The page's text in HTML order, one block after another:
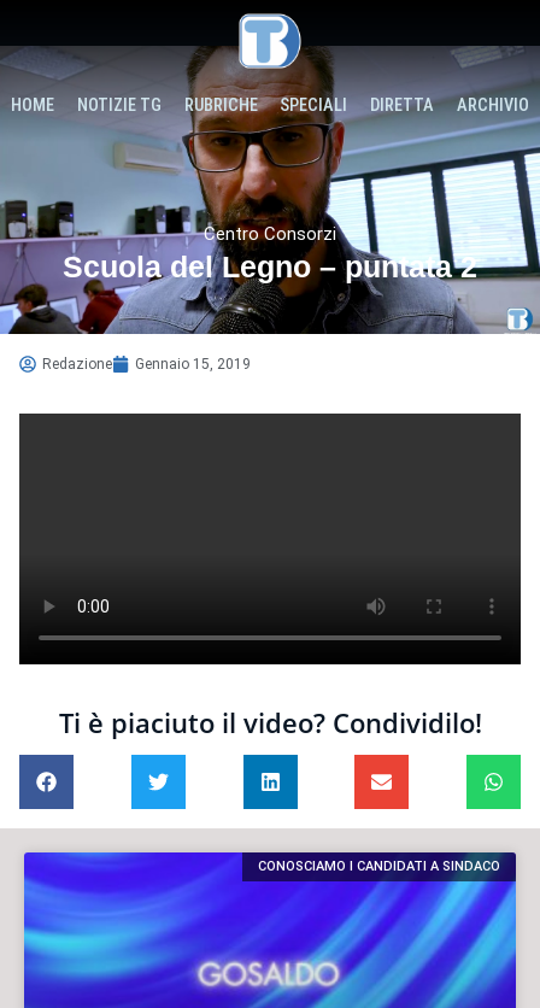
HOME NOTIZIE TG RUBRICHE SPECIALI DIRETTA ARCHIVIO
Centro Consorzi
Scuola del Legno – puntata 2
Redazione Gennaio 15, 2019
Ti è piaciuto il video? Condividilo!
CONOSCIAMO I CANDIDATI A SINDACO